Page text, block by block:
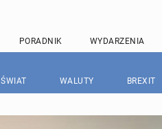
PORADNIK WYDARZENIA
ŚWIAT WALUTY BREXIT